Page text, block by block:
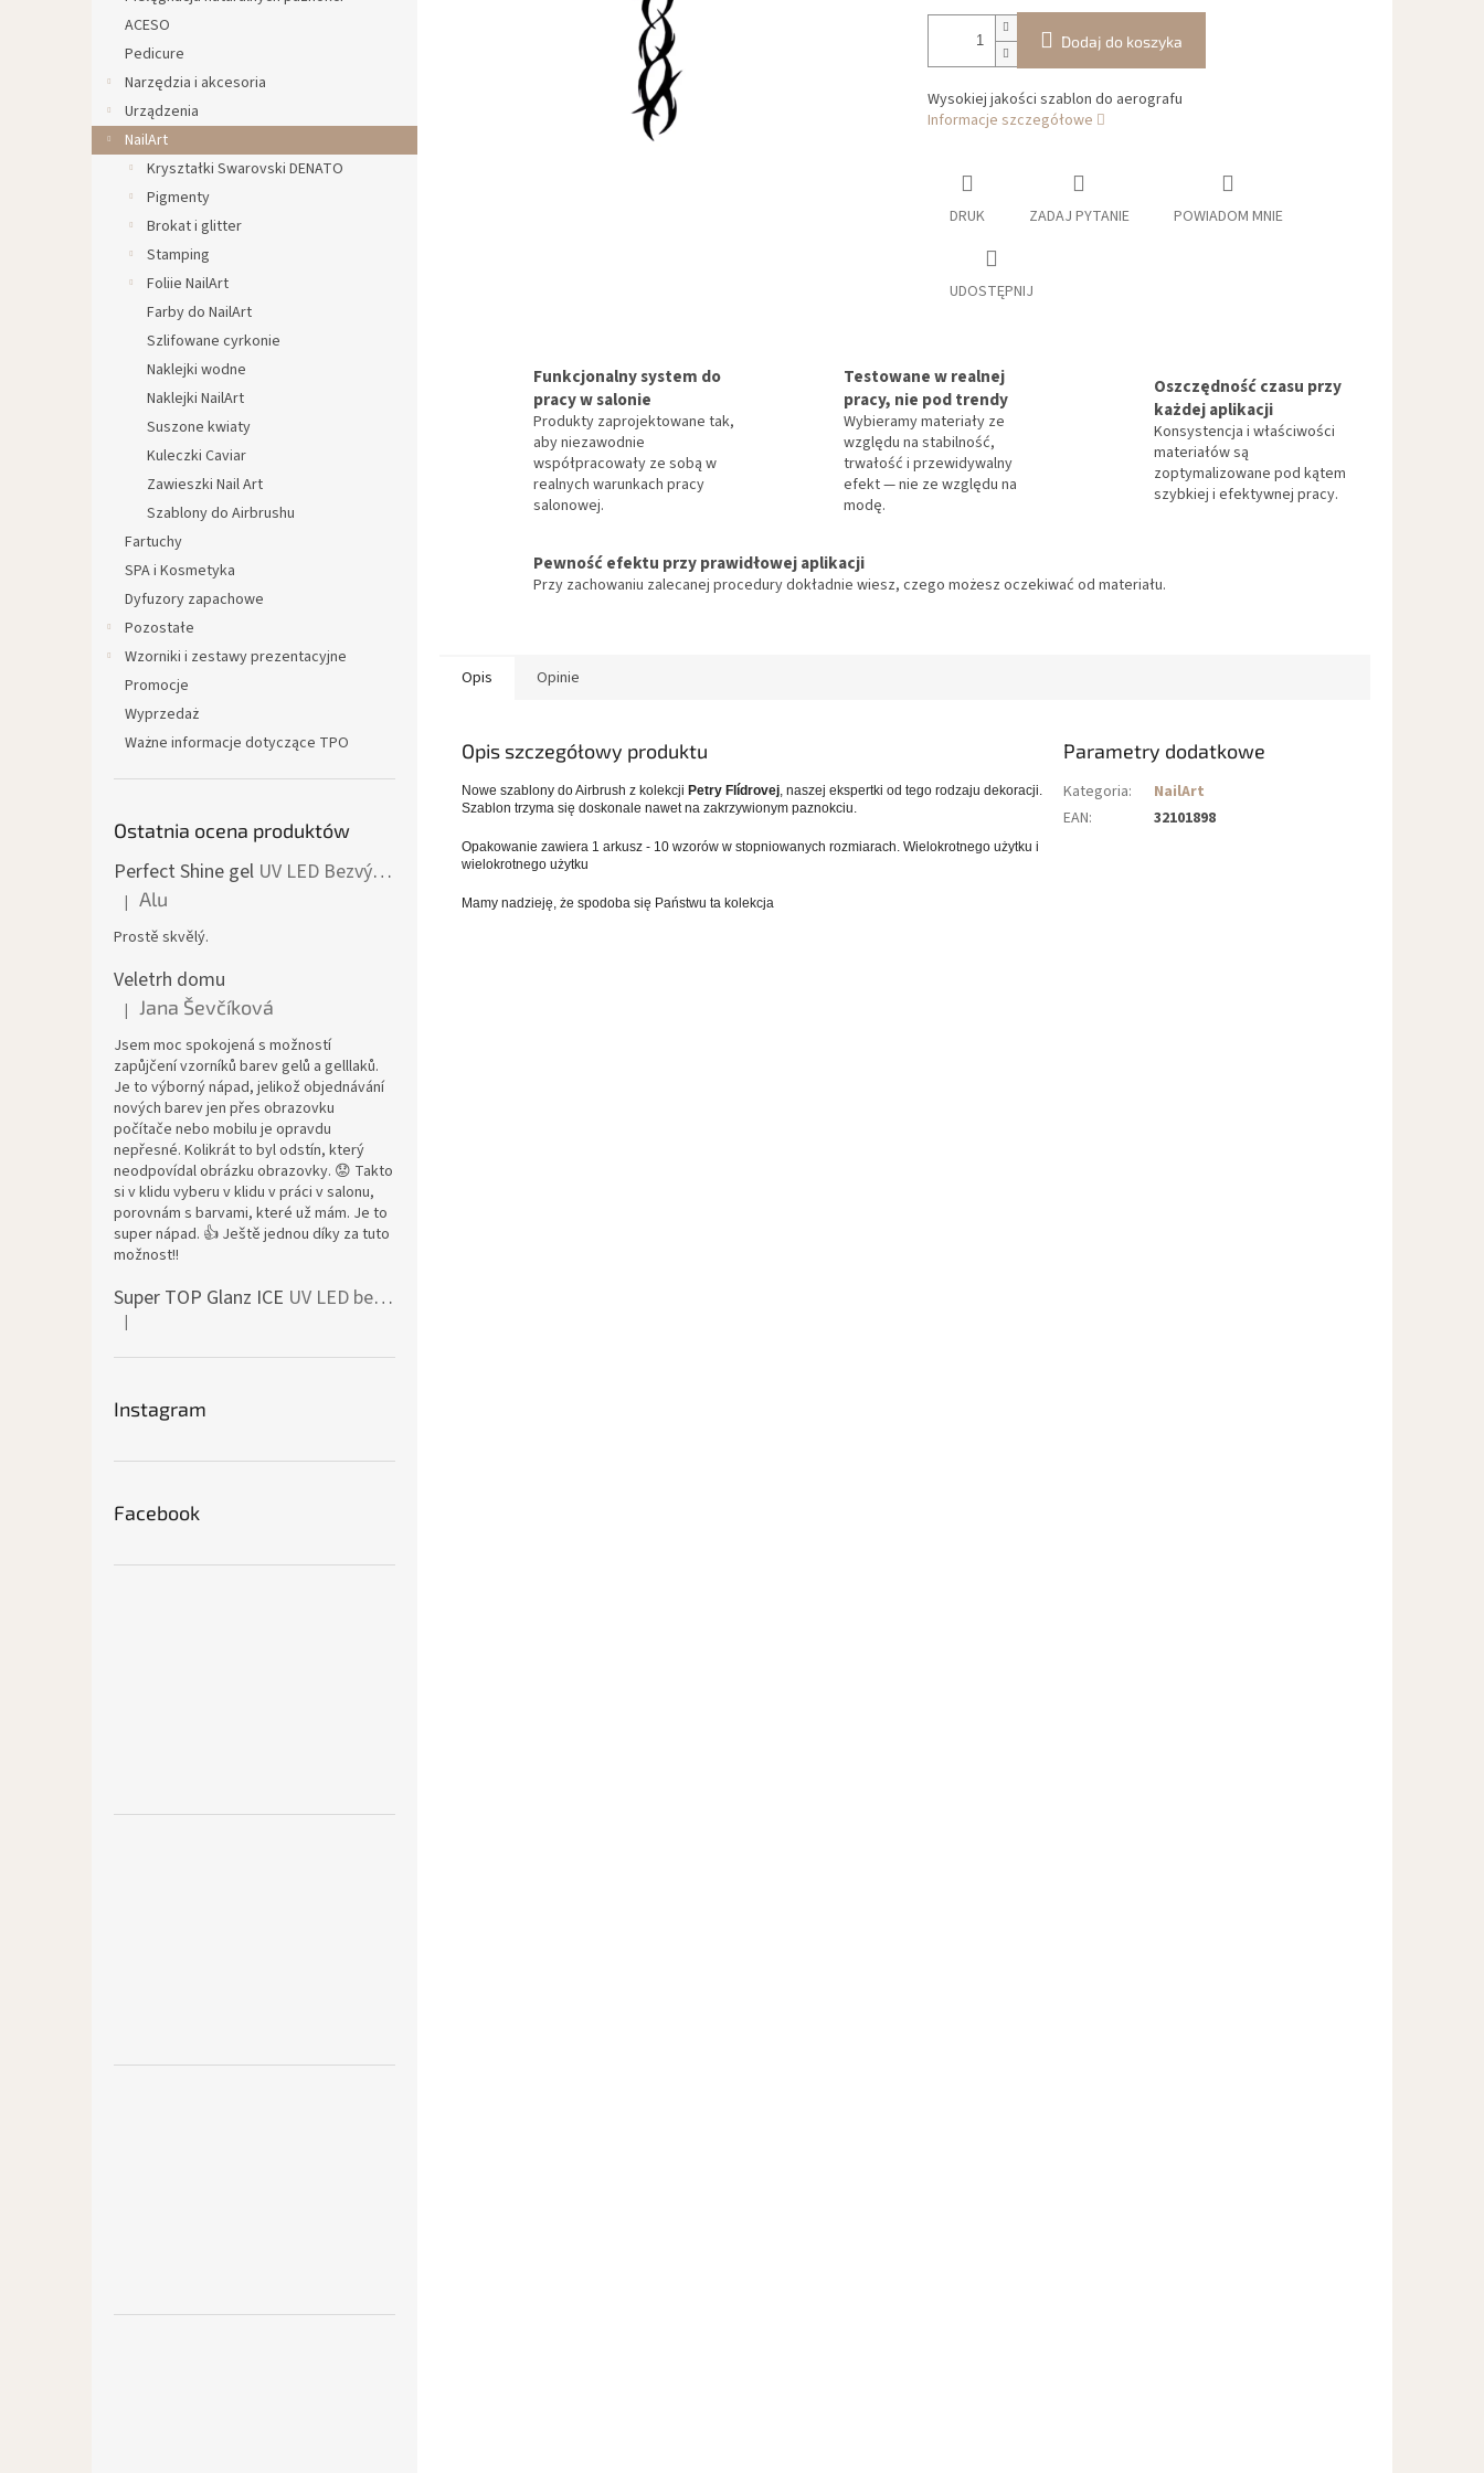
ACESO
Pedicure
Narzędzia i akcesoria
Urządzenia
NailArt
Kryształki Swarovski DENATO
Pigmenty
Brokat i glitter
Stamping
Foliie NailArt
Farby do NailArt
Szlifowane cyrkonie
Naklejki wodne
Naklejki NailArt
Suszone kwiaty
Kuleczki Caviar
Zawieszki Nail Art
Szablony do Airbrushu
Fartuchy
SPA i Kosmetyka
Dyfuzory zapachowe
Pozostałe
Wzorniki i zestawy prezentacyjne
Promocje
Wyprzedaż
Ważne informacje dotyczące TPO
Ostatnia ocena produktów
Perfect Shine gel UV LED Bezvýpotkový lesk
Ocena produktu to 5 na 5 gwiazdek.
| Alu
Prostě skvělý.
Veletrh domu
Ocena produktu to 5 na 5 gwiazdek.
| Jana Ševčíková
Jsem moc spokojená s možností
zapůjčení vzorníků barev gelů a gelllaků.
Je to výborný nápad, jelikož objednávání
nových barev jen přes obrazovku
počítače nebo mobilu je opravdu
nepřesné. Kolikrát to byl odstín, který
neodpovídal obrázku obrazovky. 😟 Takto
si v klidu vyberu v klidu v práci v salonu,
porovnám s barvami, které už mám. Je to
super nápad. 👍 Ještě jednou díky za tuto
možnost!!
Super TOP Glanz ICE UV LED bezvýpotkový vrchní lesk
Ocena produktu to 4 na 5 gwiazdek.
|
Instagram
Facebook
Dodaj do koszyka
Wysokiej jakości szablon do aerografu
Informacje szczegółowe
DRUK ZADAJ PYTANIE POWIADOM MNIE
UDOSTĘPNIJ
Funkcjonalny system do
pracy w salonie
Produkty zaprojektowane tak,
aby niezawodnie
współpracowały ze sobą w
realnych warunkach pracy
salonowej.
Testowane w realnej
pracy, nie pod trendy
Wybieramy materiały ze
względu na stabilność,
trwałość i przewidywalny
efekt — nie ze względu na
modę.
Oszczędność czasu przy
każdej aplikacji
Konsystencja i właściwości
materiałów są
zoptymalizowane pod kątem
szybkiej i efektywnej pracy.
Pewność efektu przy prawidłowej aplikacji
Przy zachowaniu zalecanej procedury dokładnie wiesz, czego możesz oczekiwać od materiału.
Opis Opinie
Opis szczegółowy produktu
Nowe szablony do Airbrush z kolekcji Petry Flídrovej, naszej ekspertki od tego rodzaju dekoracji.
Szablon trzyma się doskonale nawet na zakrzywionym paznokciu.
Opakowanie zawiera 1 arkusz - 10 wzorów w stopniowanych rozmiarach. Wielokrotnego użytku i
wielokrotnego użytku
Mamy nadzieję, że spodoba się Państwu ta kolekcja
Parametry dodatkowe
Kategoria:
NailArt
EAN: 32101898